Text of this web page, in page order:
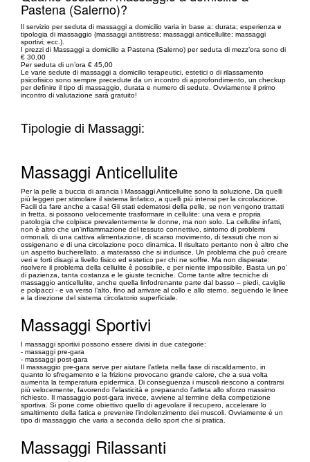
Pastena (Salerno)?
Il servizio per seduta di massaggi a domicilio varia in base a: durata; esperienza e
tipologia di massaggio (massaggi antistress; massaggi anticellulite; massaggi
sportivi; ecc.).
I prezzi di Massaggi a domicilio a Pastena (Salerno) per seduta di mezz’ora sono di
€ 30,00
Per seduta di un’ora € 45,00
Le varie sedute di massaggi a domicilio terapeutici, estetici o di rilassamento
psicofisico sono sempre precedute da un incontro di approfondimento, un checkup
per definire il tipo di massaggio, durata e numero di sedute. Ovviamente il primo
incontro di valutazione sarà gratuito!
Tipologie di Massaggi:
Massaggi Anticellulite
Per la pelle a buccia di arancia i Massaggi Anticellulite sono la soluzione. Da quelli
più leggeri per stimolare il sistema linfatico, a quelli più intensi per la circolazione.
Facili da fare anche a casa! Gli stati edematosi della pelle, se non vengono trattati
in fretta, si possono velocemente trasformare in cellulite: una vera e propria
patologia che colpisce prevalentemente le donne, ma non solo. La cellulite infatti,
non è altro che un'infiammazione del tessuto connettivo, sintomo di problemi
ormonali, di una cattiva alimentazione, di scarso movimento, di tessuti che non si
ossigenano e di una circolazione poco dinamica. Il risultato pertanto non è altro che
un aspetto bucherellato, a materasso che si indurisce. Un problema che può creare
veri e forti disagi a livello fisico ed estetico per chi ne soffre. Ma non disperate:
risolvere il problema della cellulite è possibile, e per niente impossibile. Basta un po’
di pazienza, tanta costanza e le giuste tecniche. Come tante altre tecniche di
massaggio anticellulite, anche quella linfodrenante parte dal basso – piedi, caviglie
e polpacci - e va verso l’alto, fino ad arrivare al collo e allo sterno, seguendo le linee
e la direzione del sistema circolatorio superficiale.
Massaggi Sportivi
I massaggi sportivi possono essere divisi in due categorie:
- massaggi pre-gara
- massaggi post-gara
Il massaggio pre-gara serve per aiutare l’atleta nella fase di riscaldamento, in
quanto lo sfregamento e la frizione provocano grande calore, che a sua volta
aumenta la temperatura epidermica. Di conseguenza i muscoli riescono a contrarsi
più velocemente, favorendo l’elasticità e preparando l’atleta allo sforzo massimo
richiesto. Il massaggio post-gara invece, avviene al termine della competizione
sportiva. Si pone come obiettivo quello di agevolare il recupero, accelerare lo
smaltimento della fatica e prevenire l’indolenzimento dei muscoli. Ovviamente è un
tipo di massaggio che varia a seconda dello sport che si pratica.
Massaggi Rilassanti